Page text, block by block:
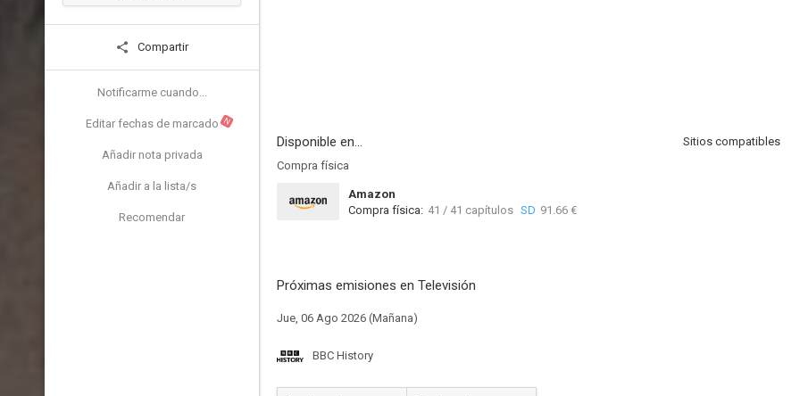
Compartir
Notificarme cuando...
Editar fechas de marcado N
Añadir nota privada
Añadir a la lista/s
Recomendar
Disponible en...
Sitios compatibles
Compra física
Amazon
Compra física: 41 / 41 capítulos SD 91.66 €
Próximas emisiones en Televisión
Jue, 06 Ago 2026 (Mañana)
BBC History